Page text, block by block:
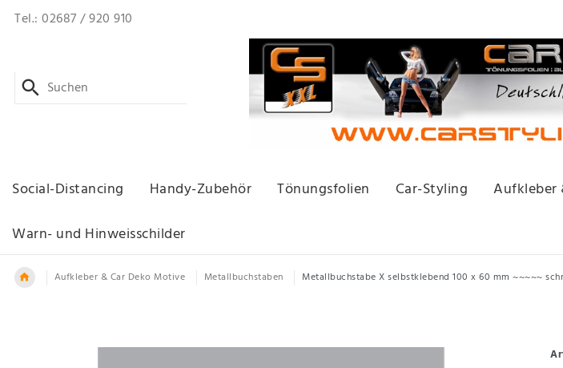
Tel.: 02687 / 920 910
Social-Distancing Handy-Zubehör Tönungsfolien Car-Styling Aufkleber
Warn- und Hinweisschilder
Aufkleber & Car Deko Motive Metallbuchstaben Metallbuchstabe X selbstklebend 100 x 60 mm ~~~~~